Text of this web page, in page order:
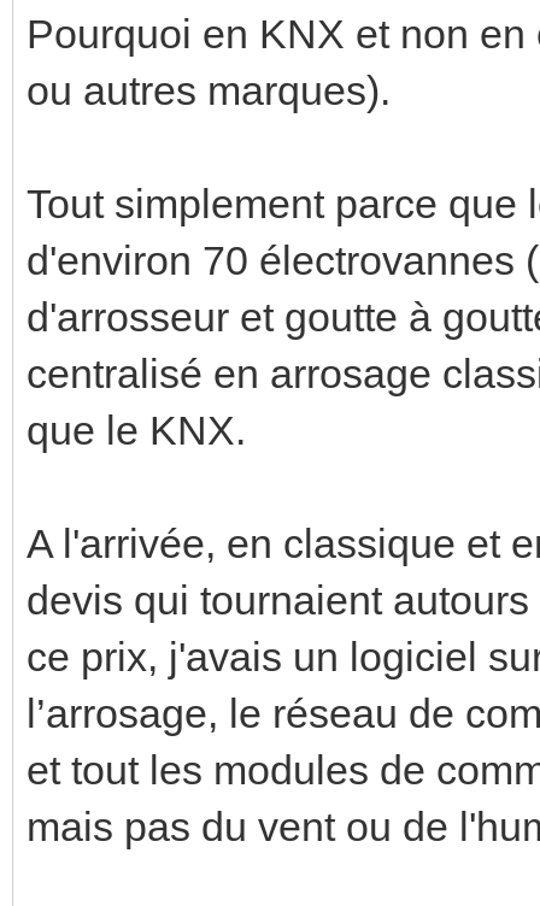
Pourquoi en KNX et non
ou autres marques).
Tout simplement parce que
d'environ 70 électrovannes
d'arrosseur et goutte à
centralisé en arrosage
que le KNX.
A l'arrivée, en classique et
devis qui tournaient
ce prix, j'avais un logiciel
l’arrosage, le réseau de
et tout les modules de
mais pas du vent ou de